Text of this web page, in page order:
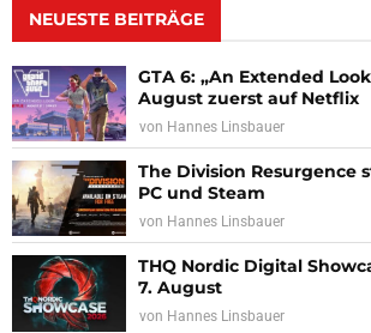
NEUESTE BEITRÄGE
GTA 6: „An Extended
August zuerst auf Netflix
von Hannes Linsbauer
The Division Resurgence
PC und Steam
von Hannes Linsbauer
THQ Nordic Digital
7. August
von Hannes Linsbauer